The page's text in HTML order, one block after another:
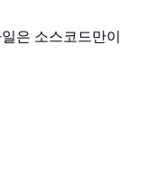
은 소스코드만이